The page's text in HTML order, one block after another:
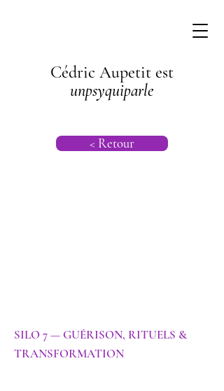
Cédric Aupetit est
unpsyquiparle
< Retour
SILO 7 — GUÉRISON, RITUELS &
TRANSFORMATION